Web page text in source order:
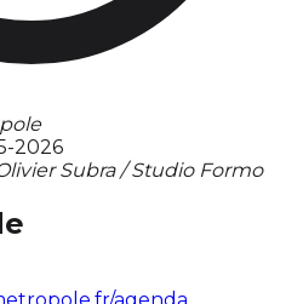
2026
Olivier Subra / Studio Formo